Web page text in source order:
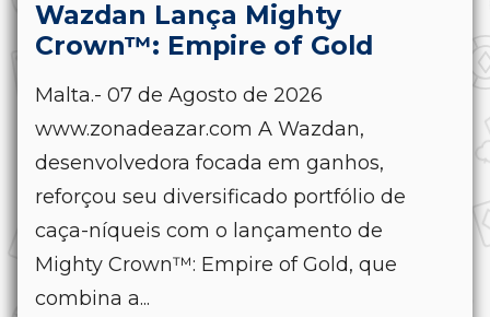
Wazdan Lança Mighty
Crown™: Empire of Gold
Malta.- 07 de Agosto de 2026
www.zonadeazar.com A Wazdan,
desenvolvedora focada em ganhos,
reforçou seu diversificado portfólio de
caça-níqueis com o lançamento de
Mighty Crown™: Empire of Gold, que
combina a...